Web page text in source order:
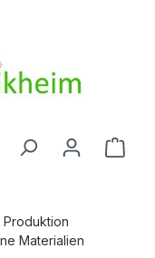
Produktion
Materialien